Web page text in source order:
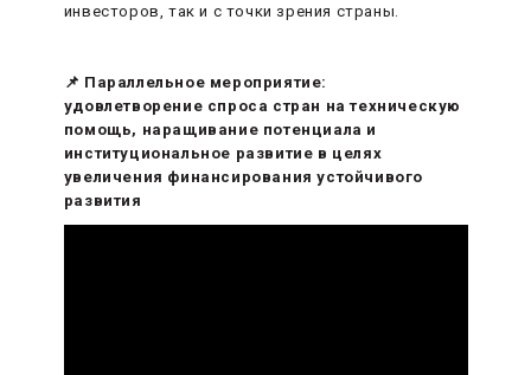
инвесторов, так и с точки зрения страны.
📌 Параллельное мероприятие:
удовлетворение спроса стран на техническую
помощь, наращивание потенциала и
институциональное развитие в целях
увеличения финансирования устойчивого
развития